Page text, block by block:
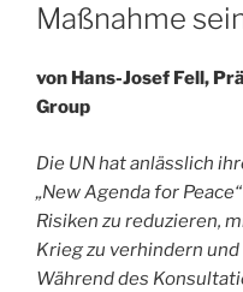
Maßnahme
von Hans-Josef Fell,
Group
Die UN hat anlässlich
„New Agenda for
Risiken zu reduzieren,
Krieg zu verhindern
Während des